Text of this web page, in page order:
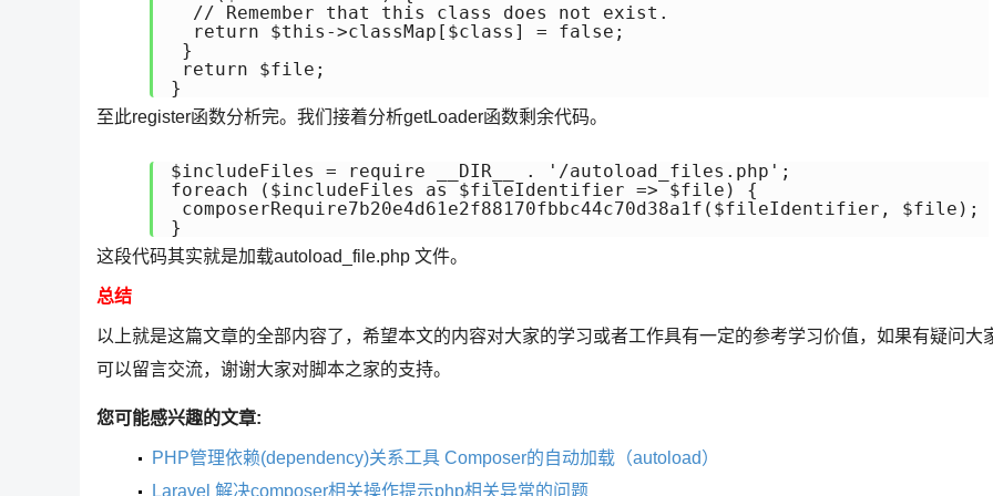
  // Remember that this class does not exist.
  return $this->classMap[$class] = false;
}
return $file;
}
至此register函数分析完。我们接着分析getLoader函数剩余代码。
$includeFiles = require __DIR__ . '/autoload_files.php';
foreach ($includeFiles as $fileIdentifier => $file) {
composerRequire7b20e4d61e2f88170fbbc44c70d38a1f($fileIdentifier, $file);
}
这段代码其实就是加载autoload_file.php 文件。
总结
以上就是这篇文章的全部内容了，希望本文的内容对大家的学习或者工作具有一定的参考学习价值，如果有疑问大
可以留言交流，谢谢大家对脚本之家的支持。
您可能感兴趣的文章:
PHP管理依赖(dependency)关系工具 Composer的自动加载（autoload）
Laravel 解决composer相关操作提示php相关异常的问题